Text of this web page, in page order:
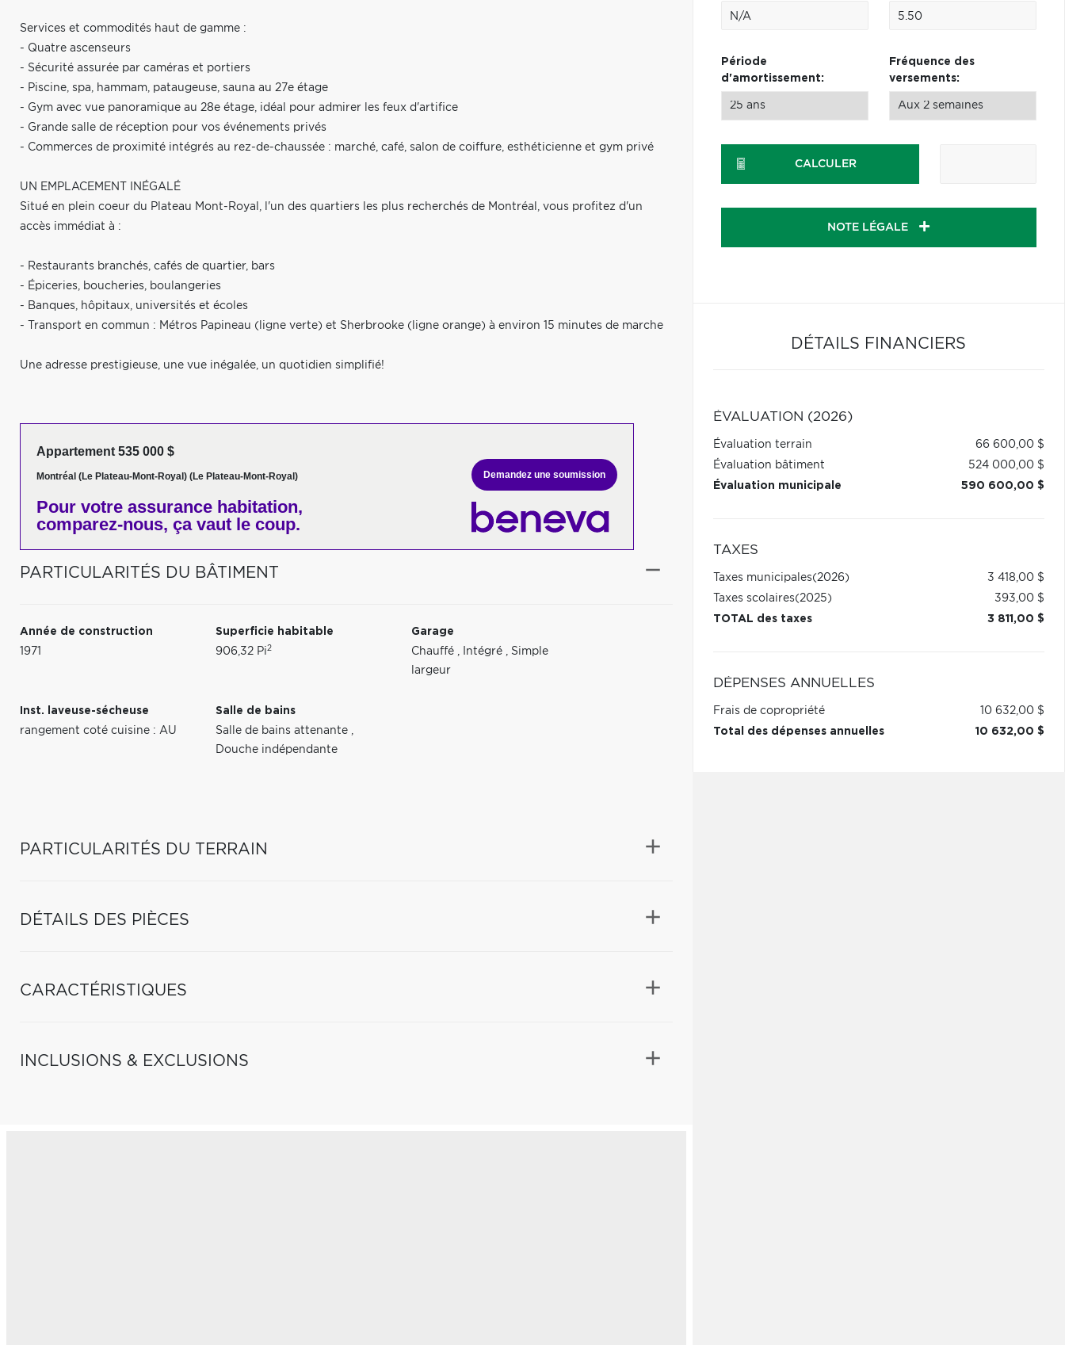
Services et commodités haut de gamme :
- Quatre ascenseurs
- Sécurité assurée par caméras et portiers
- Piscine, spa, hammam, pataugeuse, sauna au 27e étage
- Gym avec vue panoramique au 28e étage, idéal pour admirer les feux d'artifice
- Grande salle de réception pour vos événements privés
- Commerces de proximité intégrés au rez-de-chaussée : marché, café, salon de coiffure, esthéticienne et gym privé
UN EMPLACEMENT INÉGALÉ
Situé en plein coeur du Plateau Mont-Royal, l'un des quartiers les plus recherchés de Montréal, vous profitez d'un
accès immédiat à :
- Restaurants branchés, cafés de quartier, bars
- Épiceries, boucheries, boulangeries
- Banques, hôpitaux, universités et écoles
- Transport en commun : Métros Papineau (ligne verte) et Sherbrooke (ligne orange) à environ 15 minutes de marche
Une adresse prestigieuse, une vue inégalée, un quotidien simplifié!
Appartement 535 000 $
Montréal (Le Plateau-Mont-Royal) (Le Plateau-Mont-Royal)
Pour votre assurance habitation,
comparez-nous, ça vaut le coup.
Demandez une soumission
PARTICULARITÉS DU BÂTIMENT
Année de construction
1971
Superficie habitable
906,32 Pi2
Garage
Chauffé , Intégré , Simple
largeur
Inst. laveuse-sécheuse
rangement coté cuisine : AU
Salle de bains
Salle de bains attenante ,
Douche indépendante
PARTICULARITÉS DU TERRAIN
DÉTAILS DES PIÈCES
CARACTÉRISTIQUES
INCLUSIONS & EXCLUSIONS
Période
d'amortissement:
Fréquence des
versements:
CALCULER
NOTE LÉGALE
DÉTAILS FINANCIERS
ÉVALUATION (2026)
Évaluation terrain
66 600,00 $
Évaluation bâtiment
524 000,00 $
Évaluation municipale
590 600,00 $
TAXES
Taxes municipales(2026)
3 418,00 $
Taxes scolaires(2025)
393,00 $
TOTAL des taxes
3 811,00 $
DÉPENSES ANNUELLES
Frais de copropriété
10 632,00 $
Total des dépenses annuelles
10 632,00 $